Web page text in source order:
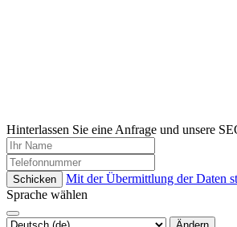
Hinterlassen Sie eine Anfrage und unsere
Schicken
Mit der Übermittlung der Daten
Sprache wählen
Ändern